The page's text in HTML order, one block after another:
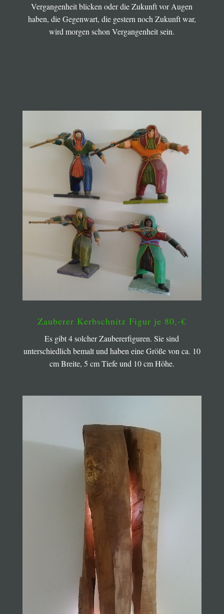
Vergangenheit blicken oder die Zukunft vor Augen
haben, die Gegenwart, die gestern noch Zukunftwar,
wirdmorgen schon Vergangenheit sein.
Zauberer Kerbschnitz Figur je 80,-€
Es gibt 4 solcher Zaubererfiguren. Sie sind
unterschiedlich bemalt und haben eine Größe von ca. 10
cm Breite, 5 cm Tiefe und 10 cm Höhe.